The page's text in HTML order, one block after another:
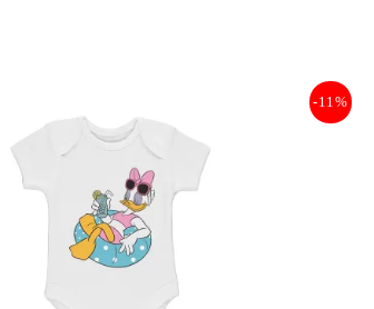
-11%